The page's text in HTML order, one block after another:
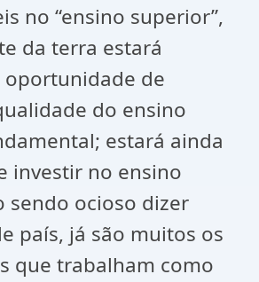
no “ensino superior”,
da terra estará
de
do ensino
estará ainda
investir no ensino
sendo ocioso dizer
país, já são muitos os
que trabalham como